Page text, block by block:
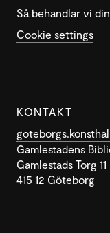
Så behandlar vi
Cookie settings
KONTAKT
Gamlestadens
Gamlestads Torg 11
415 12 Göteborg